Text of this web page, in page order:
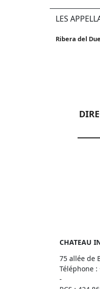
LES
Ribera del
CHATEAU
75 allée de
Téléphone :
-